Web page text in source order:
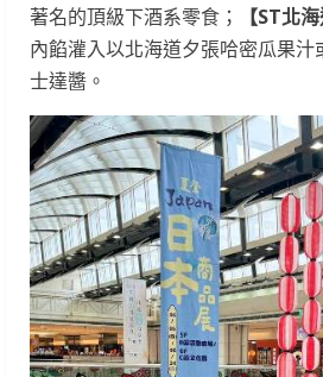
著名的頂級下酒系零食；
【ST北
內餡灌入以北海道夕張哈密瓜果
士達醬。